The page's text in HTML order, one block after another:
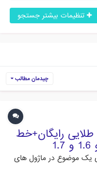
تنظیمات بیشتر جستجو
چیدمان مطالب
رایگان+خط
یک موضوع در ماژول های